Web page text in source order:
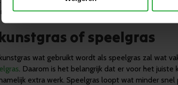
de andere hoek toe.
of speelgras
wat gebruikt wordt als speelgras zal wat
. Daarom is het belangrijk dat er voor het juiste
extra werk. Speelgras loopt wat minder snel